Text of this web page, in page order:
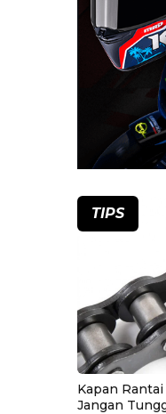
TIPS
Kapan
Jangan